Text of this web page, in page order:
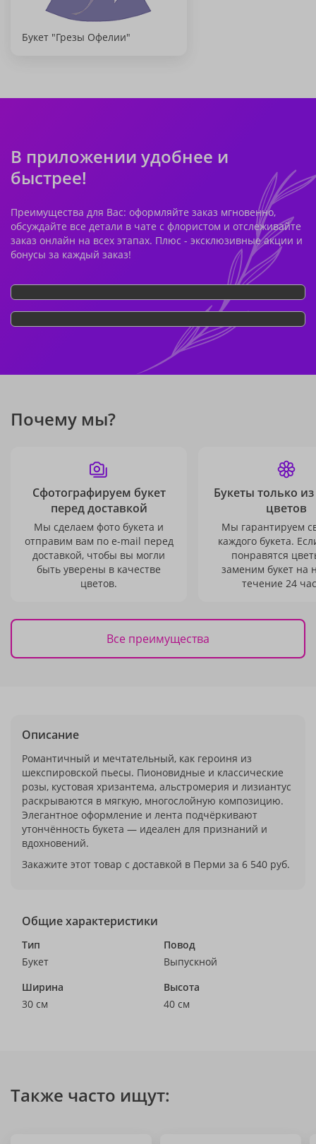
Букет "Грезы Офелии"
В приложении удобнее и
быстрее!
Преимущества для Вас: оформляйте заказ мгновенно,
обсуждайте все детали в чате с флористом и отслеживайте
заказ онлайн на всех этапах. Плюс - эксклюзивные акции и
бонусы за каждый заказ!
Почему мы?
Сфотографируем букет
перед доставкой
Мы сделаем фото букета и
отправим вам по e-mail перед
доставкой, чтобы вы могли
быть уверены в качестве
цветов.
Букеты только
цветов
Мы гарантируем
каждого букета.
понравятся
заменим букет на
течение 24
Все преимущества
Описание
Романтичный и мечтательный, как героиня из
шекспировской пьесы. Пионовидные и классические
розы, кустовая хризантема, альстромерия и лизиантус
раскрываются в мягкую, многослойную композицию.
Элегантное оформление и лента подчёркивают
утончённость букета — идеален для признаний и
вдохновений.
Закажите этот товар с доставкой в Перми за 6 540 руб.
Общие характеристики
Тип
Букет
Повод
Выпускной
Ширина
30 см
Высота
40 см
Также часто ищут: